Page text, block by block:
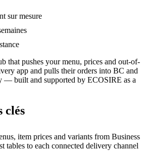
sur mesure
that pushes your menu, prices and out-of-
app and pulls their orders into BC and
— built and supported by ECOSIRE as a
clés
item prices and variants from Business
tables to each connected delivery channel